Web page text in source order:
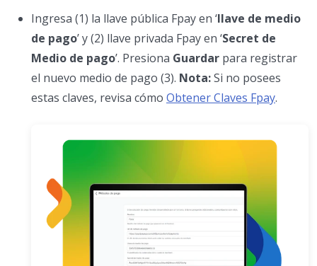
Ingresa (1) la llave pública Fpay en ‘llave de medio
de pago’ y (2) llave privada Fpay en ‘Secret de
Medio de pago’. Presiona Guardar para registrar
el nuevo medio de pago (3). Nota:Si no posees
estas claves, revisa cómo Obtener Claves Fpay.